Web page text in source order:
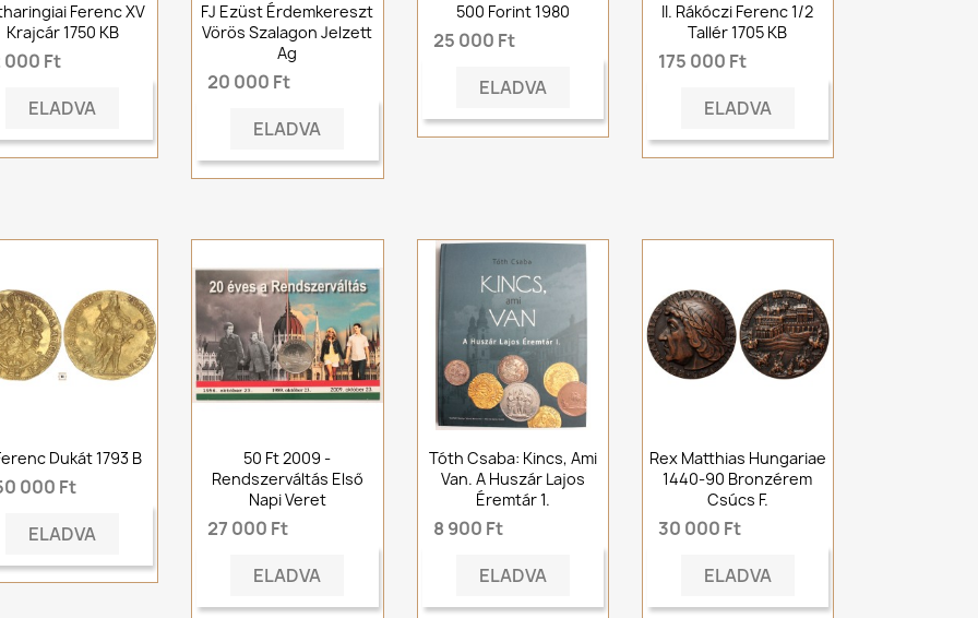
Ferenc XV
Krajcár 1750 KB
000 Ft
ELADVA
FJ Ezüst Érdemkereszt
Vörös Szalagon Jelzett
Ag
20 000 Ft
ELADVA
500 Forint 1980
25 000 Ft
ELADVA
II. Rákóczi Ferenc 1/2
Tallér 1705 KB
175 000 Ft
ELADVA
Dukát 1793 B
000 Ft
ELADVA
50 Ft 2009 -
Rendszerváltás Első
Napi Veret
27 000 Ft
ELADVA
Tóth Csaba: Kincs, Ami
Van. A Huszár Lajos
Éremtár 1.
8 900 Ft
ELADVA
Rex Matthias Hungariae
1440-90 Bronzérem
Csúcs F.
30 000 Ft
ELADVA